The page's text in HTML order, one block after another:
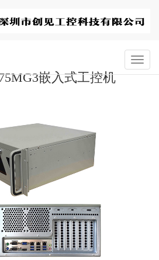
嵌入式工控机